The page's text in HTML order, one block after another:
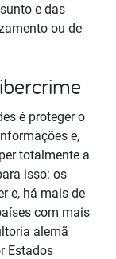
e das
ou de
é proteger o
e,
totalmente a
isso: os
e, há mais de
com mais
alemã
Estados